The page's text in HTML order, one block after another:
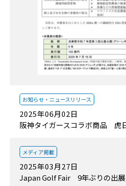
2025年06月02日
お知らせ・ ニュースリリース
阪神タイガースコラボ商品 虎
2025年03月27日
メディア掲載
Japan Golf Fair 9年ぶりの出展